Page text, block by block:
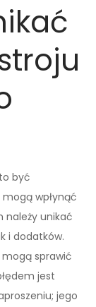
być
wpłynąć
należy unikać
i dodatków.
sprawić
jest
jego